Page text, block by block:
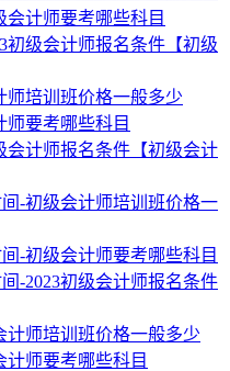
会计师要考哪些科目
初级会计师报名条件【初级
师培训班价格一般多少
师要考哪些科目
会计师报名条件【初级会计
-初级会计师培训班价格一
-初级会计师要考哪些科目
-2023初级会计师报名条件
师培训班价格一般多少
师要考哪些科目